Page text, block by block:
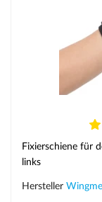
Fixierschiene für
links
Hersteller